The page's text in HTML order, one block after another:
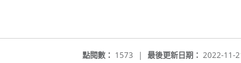
最後更新日期： 2022-11-
點閱數： 1573 |